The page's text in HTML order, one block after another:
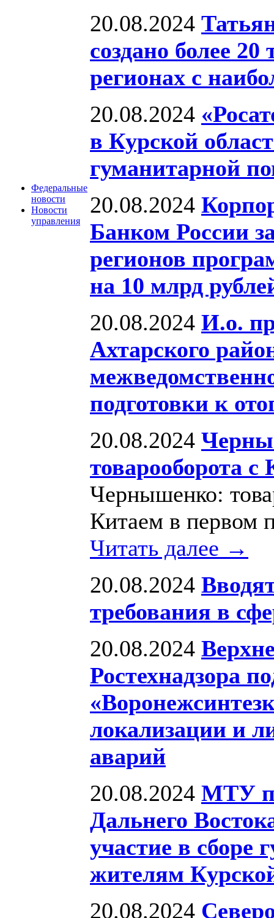
Федеральные
новости
Новости
управления
20.08.2024
создано более
регионах с
20.08.2024
в Курской
гуманитарной
20.08.2024
Банком России
регионов
на 10 млрд
20.08.2024 И.о.
Ахтарского
подготовки к
20.08.2024
товарооборота с
Чернышенко:
Китаем в первом
Читать далее →
20.08.2024
требования в
20.08.2024
Ростехнадзора
локализации и
аварий
20.08.2024 МТУ
Дальнего
участие в сборе
жителям
20.08.2024